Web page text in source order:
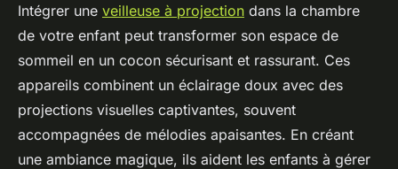
Intégrer une veilleuse à projection dans la chambre
de votre enfant peut transformer son espace de
sommeil en un cocon sécurisant et rassurant. Ces
appareils combinent un éclairage doux avec des
projections visuelles captivantes, souvent
accompagnées de mélodies apaisantes. En créant
une ambiance magique, ils aident les enfants à gérer